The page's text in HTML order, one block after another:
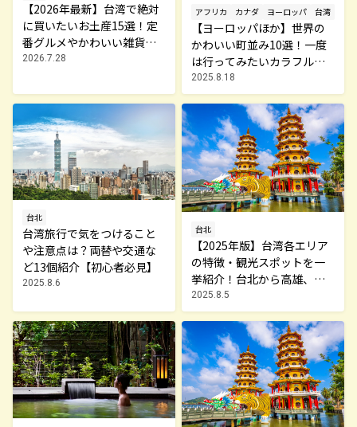
【2026年最新】台湾で絶対
に買いたいお土産15選！定
番グルメやかわいい雑貨、
限定商品も紹介
2026.7.28
アフリカ カナダ ヨーロッパ 台湾
【ヨーロッパほか】世界の
かわいい町並み10選！一度
は行ってみたいカラフルな
町をご紹介
2025.8.18
台北
台湾旅行で気をつけること
や注意点は？両替や交通な
ど13個紹介【初心者必見】
2025.8.6
台北
【2025年版】台湾各エリア
の特徴・観光スポットを一
挙紹介！台北から高雄、離
島まで
2025.8.5